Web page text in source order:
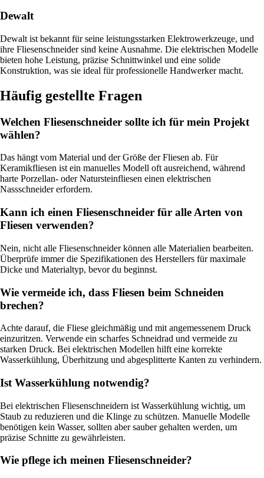
Dewalt
Dewalt ist bekannt für seine leistungsstarken Elektrowerkzeuge, und
ihre Fliesenschneider sind keine Ausnahme. Die elektrischen Modelle
bieten hohe Leistung, präzise Schnittwinkel und eine solide
Konstruktion, was sie ideal für professionelle Handwerker macht.
Häufig gestellte Fragen
Welchen Fliesenschneider sollte ich für mein Projekt
wählen?
Das hängt vom Material und der Größe der Fliesen ab. Für
Keramikfliesen ist ein manuelles Modell oft ausreichend, während
harte Porzellan- oder Natursteinfliesen einen elektrischen
Nassschneider erfordern.
Kann ich einen Fliesenschneider für alle Arten von
Fliesen verwenden?
Nein, nicht alle Fliesenschneider können alle Materialien bearbeiten.
Überprüfe immer die Spezifikationen des Herstellers für maximale
Dicke und Materialtyp, bevor du beginnst.
Wie vermeide ich, dass Fliesen beim Schneiden
brechen?
Achte darauf, die Fliese gleichmäßig und mit angemessenem Druck
einzuritzen. Verwende ein scharfes Schneidrad und vermeide zu
starken Druck. Bei elektrischen Modellen hilft eine korrekte
Wasserkühlung, Überhitzung und abgesplitterte Kanten zu verhindern.
Ist Wasserkühlung notwendig?
Bei elektrischen Fliesenschneidern ist Wasserkühlung wichtig, um
Staub zu reduzieren und die Klinge zu schützen. Manuelle Modelle
benötigen kein Wasser, sollten aber sauber gehalten werden, um
präzise Schnitte zu gewährleisten.
Wie pflege ich meinen Fliesenschneider?